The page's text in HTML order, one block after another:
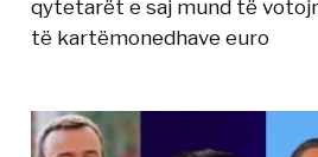
qytetarët e saj mund të
të kartëmonedhave euro